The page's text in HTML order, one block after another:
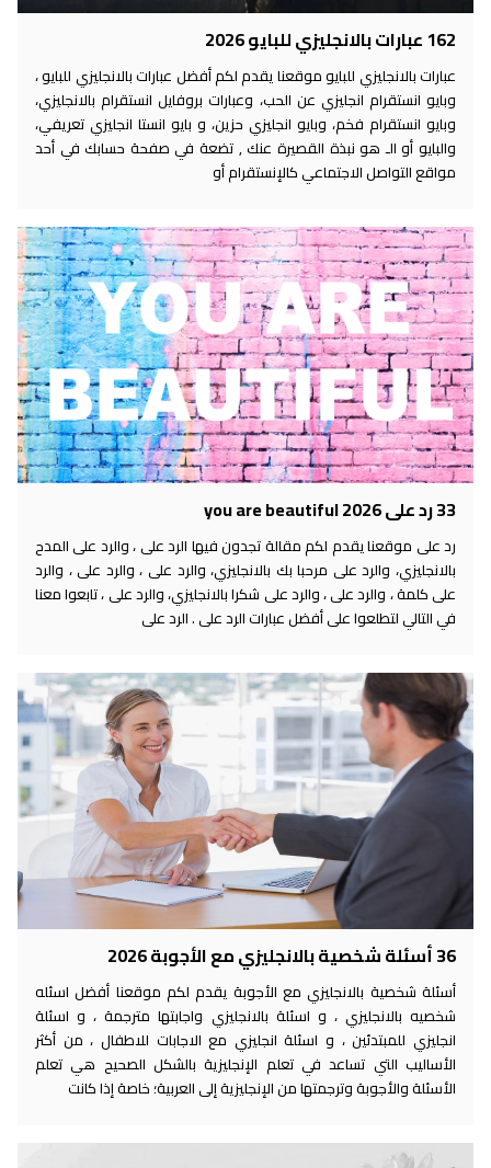
162 عبارات بالانجليزي للبايو 2026
عبارات بالانجليزي للبايو موقعنا يقدم لكم أفضل عبارات بالانجليزي للبايو ،
وبايو انستقرام انجليزي عن الحب، وعبارات بروفايل انستقرام بالانجليزي،
وبايو انستقرام فخم، وبايو انجليزي حزين، و بايو انستا انجليزي تعريفي،
والبايو أو الـ هو نبذة القصيرة عنك , تضعة في صفحة حسابك في أحد
مواقع التواصل الاجتماعي كالإنستقرام أو
33 رد على you are beautiful 2026
رد على موقعنا يقدم لكم مقالة تجدون فيها الرد على ، والرد على المدح
بالانجليزي، والرد على مرحبا بك بالانجليزي، والرد على ، والرد على ، والرد
على كلمة ، والرد على ، والرد على شكرا بالانجليزي، والرد على ، تابعوا معنا
في التالي لتطلعوا على أفضل عبارات الرد على . الرد على
36 أسئلة شخصية بالانجليزي مع الأجوبة 2026
أسئلة شخصية بالانجليزي مع الأجوبة يقدم لكم موقعنا أفضل اسئله
شخصيه بالانجليزي ، و اسئلة بالانجليزي واجابتها مترجمة ، و اسئلة
انجليزي للمبتدئين ، و اسئلة انجليزي مع الاجابات للاطفال ، من أكثر
الأساليب التي تساعد في تعلم الإنجليزية بالشكل الصحيح هي تعلم
الأسئلة والأجوبة وترجمتها من الإنجليزية إلى العربية؛ خاصة إذا كانت